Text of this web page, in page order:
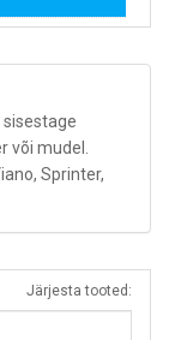
mudel.
Sprinter,
Järjesta tooted: